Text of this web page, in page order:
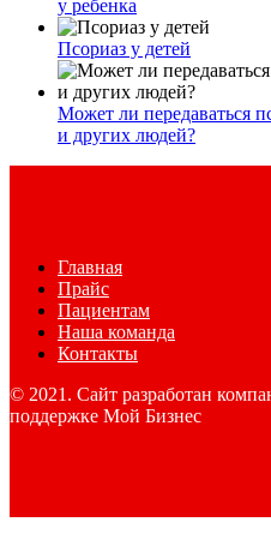
у ребенка
Псориаз у детей
Может ли передаваться
и других людей?
Главная
Прайс
Пациентам
Наша команда
Контакты
© 2021. Сайт разработан
поддержке Мой Бизнес